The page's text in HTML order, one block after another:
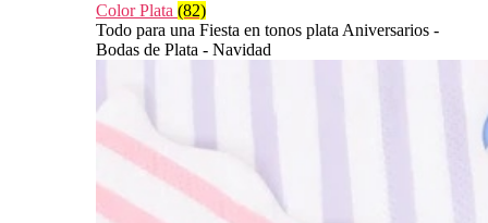
Color Plata (82)
Todo para una Fiesta en tonos plata Aniversarios -
Bodas de Plata - Navidad